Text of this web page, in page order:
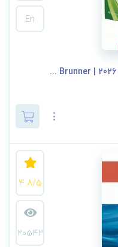
En
4.8/5
20542